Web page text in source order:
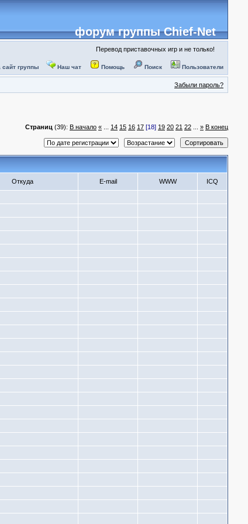
форум группы Chief-Net
Перевод приставочных игр и не только!
сайт группы Наш чат Помощь Поиск Пользователи
Забыли пароль?
Страниц (39): В начало « 14 15 16 17 [18] 19 20 21 22 » В конец
Откуда E-mail WWW ICQ